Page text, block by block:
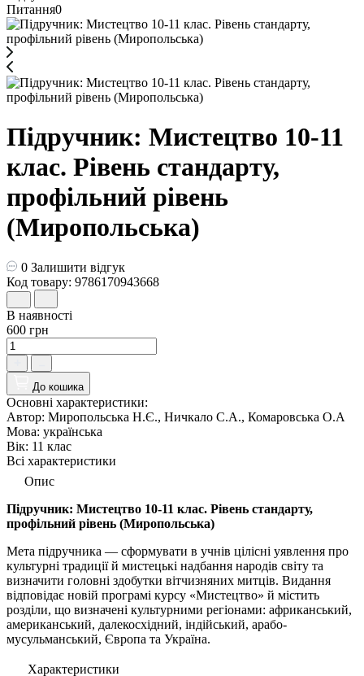
Питання0
Підручник: Мистецтво 10-11
клас. Рівень стандарту,
профільний рівень
(Миропольська)
0 Залишити відгук
Код товару: 9786170943668
В наявності
600 грн
До кошика
Основні характеристики:
Автор: Миропольська Н.Є., Ничкало С.А., Комаровська О.А
Мова: українська
Вік: 11 клас
Всі характеристики
Опис
Підручник: Мистецтво 10-11 клас. Рівень стандарту,
профільний рівень (Миропольська)
Мета підручника — сформувати в учнів цілісні уявлення про
культурні традиції й мистецькі надбання народів світу та
визначити головні здобутки вітчизняних митців. Видання
відповідає новій програмі курсу «Мистецтво» й містить
розділи, що визначені культурними регіонами: африканський,
американський, далекосхідний, індійський, арабо-
мусульманський, Європа та Україна.
Характеристики